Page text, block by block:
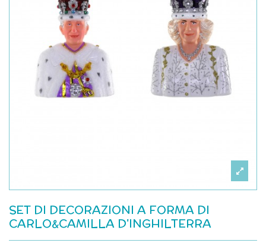
SET DI DECORAZIONI A FORMA DI
CARLO&CAMILLA D'INGHILTERRA